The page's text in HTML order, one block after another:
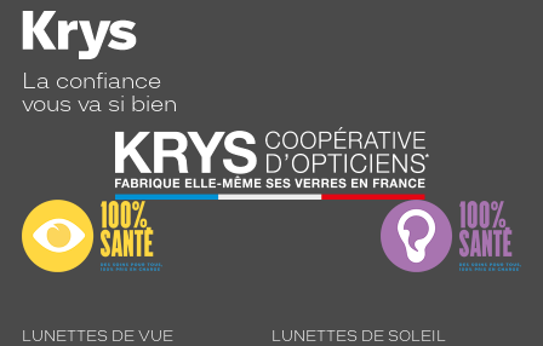
La confiance
vous va si bien
LUNETTES DE VUE LUNETTES DE SOLEIL